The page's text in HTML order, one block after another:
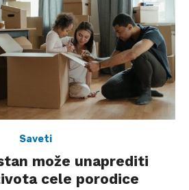
Saveti
može unaprediti
cele porodice